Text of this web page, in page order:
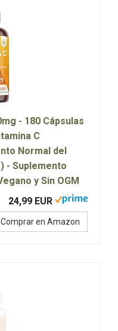
- 180 Cápsulas
C
Normal del
- Suplemento
y Sin OGM
24,99 EUR
Comprar en Amazon